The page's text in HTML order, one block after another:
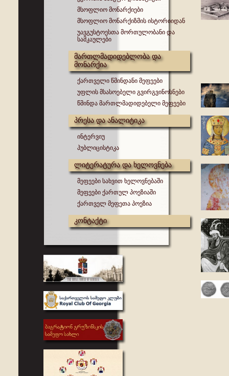
მსოფლიო მონარქიები
მსოფლიო მონარქიზმის ისტორიიდან
უავგუსტოესთა მორთულობანი და
სამკაულები
მართლმადიდებლობა და
მონარქია
ქართველი წმინდანი მეფეები
უფლის მსასოებელი გვირგვინოსნები
წმინდა მართლმადიდებელი მეფეები
პრესა და ანალიტიკა
ინტერვიუ
პუბლიცისტიკა
ლიტერატურა და ხელოვნება
მეფეები სახვით ხელოვნებაში
მეფეები ქართულ პოეზიაში
ქართველ მეფეთა პოეზია
კონტაქტი